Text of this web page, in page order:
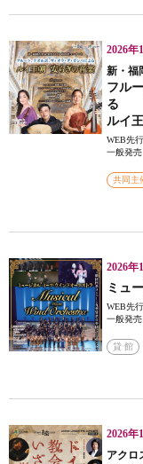
2026年
新・福
フル
る
ルイ
WEB先
一般発売
共同主
2026年
ミュ
WEB先
一般発売
貸 館
2026年
アクロ